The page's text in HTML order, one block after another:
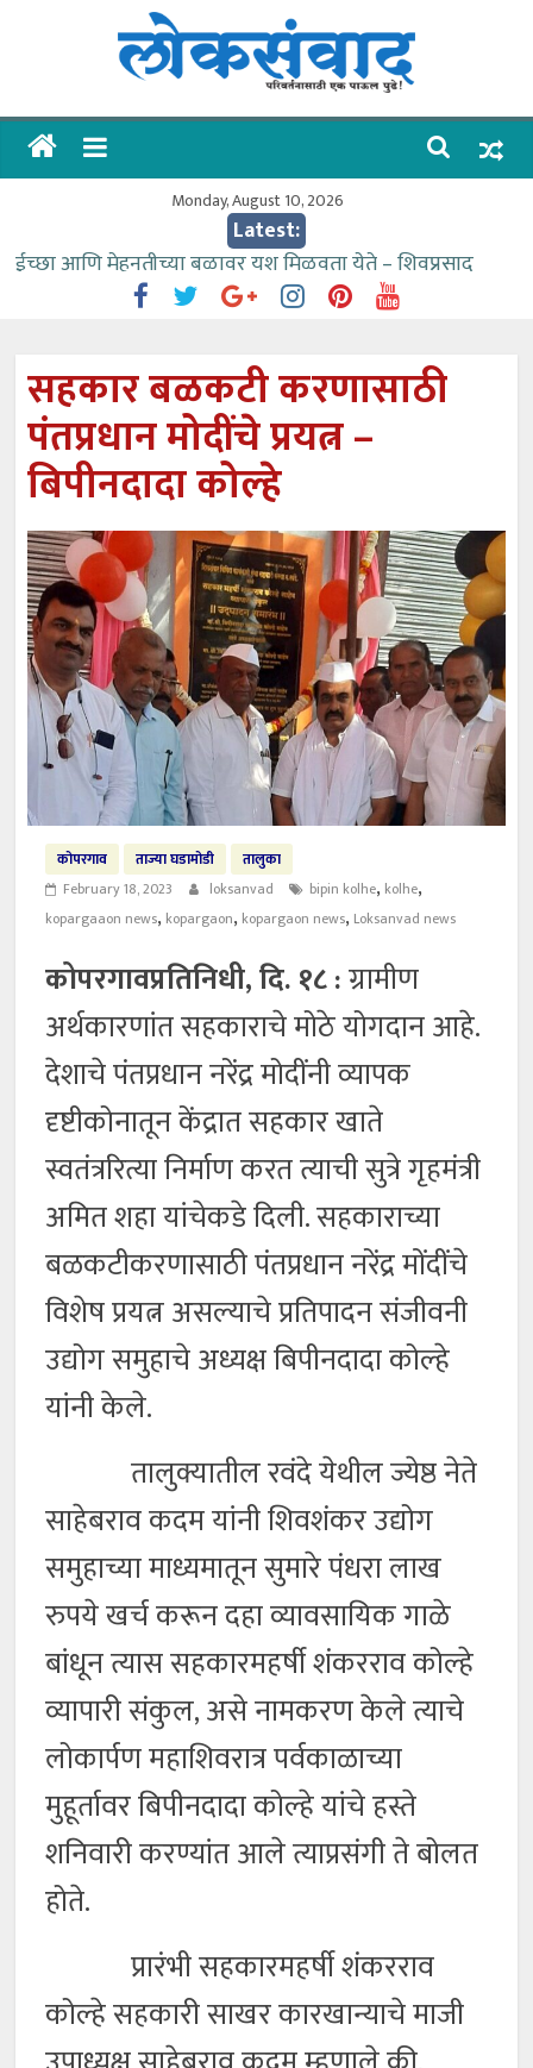
लोकसंवाद
ताज्या
Monday, August 10, 2026
Latest:
ईच्छा आणि मेहनतीच्या बळावर यश मिळवता येते – शिवप्रसाद
संजीवनीच्या विद्यार्थ्यांनी घेतली विमानतळ कार्यप्रणालीची माहिती
वाढीव निधी देण्यास पाणीपुरवठा मंत्री सकारात्मक – आ.आशुतोष
काळे
आत्मामालिक गुरूकूलाचे २२८ विद्यार्थी शिष्यवृत्तीस पात्र
सहकार बळकटी करणासाठी
पंतप्रधान मोदींचे प्रयत्न –
बिपीनदादा कोल्हे
कोपरगाव ताज्या घडामोडी
तालुका
February 18, 2023
loksanvad bipin kolhe, kolhe,
kopargaaon news, kopargaon, kopargaon news, Loksanvad news
कोपरगावप्रतिनिधी, दि. १८ :ग्रामीण
अर्थकारणांत सहकाराचे मोठे योगदान आहे.
देशाचे पंतप्रधान नरेंद्र मोदींनी व्यापक
दृष्टीकोनातून केंद्रात सहकार खाते
स्वतंत्ररित्या निर्माण करत त्याची सुत्रे गृहमंत्री
अमित शहा यांचेकडे दिली. सहकाराच्या
बळकटीकरणासाठी पंतप्रधान नरेंद्र मोंदींचे
विशेष प्रयत्न असल्याचे प्रतिपादन संजीवनी
उद्योग समुहाचे अध्यक्ष बिपीनदादा कोल्हे
यांनी केले.
तालुक्यातील रवंदे येथील ज्येष्ठ नेते
साहेबराव कदम यांनी शिवशंकर उद्योग
समुहाच्या माध्यमातून सुमारे पंधरा लाख
रुपये खर्च करून दहा व्यावसायिक गाळे
बांधून त्यास सहकारमहर्षी शंकरराव कोल्हे
व्यापारी संकुल, असे नामकरण केले त्याचे
लोकार्पण महाशिवरात्र पर्वकाळाच्या
मुहूर्तावर बिपीनदादा कोल्हे यांचे हस्ते
शनिवारी करण्यांत आले त्याप्रसंगी ते बोलत
होते.
प्रारंभी सहकारमहर्षी शंकरराव
कोल्हे सहकारी साखर कारखान्याचे माजी